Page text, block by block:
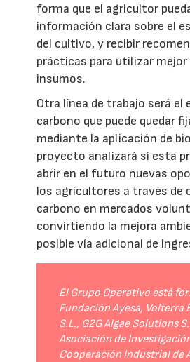
forma que el agricultor
información clara sobre el
del cultivo, y recibir
prácticas para utilizar mejor
insumos.
Otra línea de trabajo será el
carbono que puede quedar
mediante la aplicación de
proyecto analizará si esta
abrir en el futuro nuevas
los agricultores a través de
carbono en mercados
convirtiendo la mejora
posible vía adicional de
El Grupo Operativo está
Fundación Ayesa, Volterra
S.L., G2G Algae Solutions
Asociación de
Cooperación Industrial de